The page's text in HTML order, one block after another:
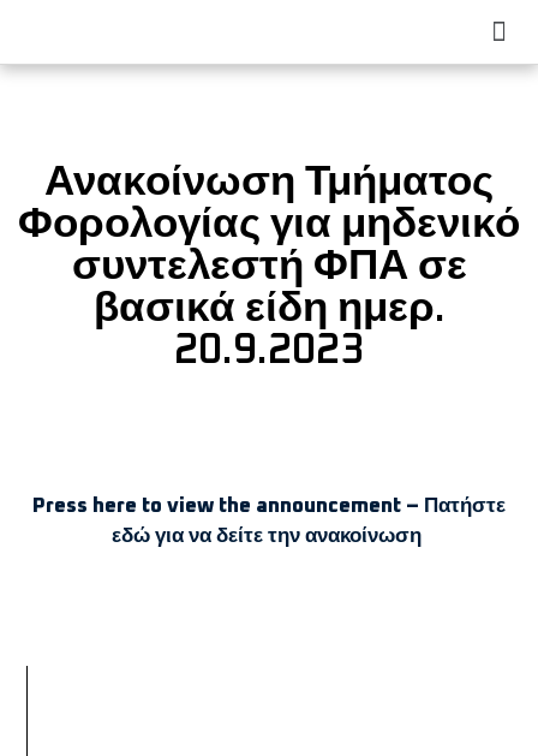
Ανακοίνωση Τμήματος
Φορολογίας για μηδενικό
συντελεστή ΦΠΑ σε
βασικά είδη ημερ.
20.9.2023
Press here to view the announcement – Πατήστε
εδώ για να δείτε την ανακοίνωση